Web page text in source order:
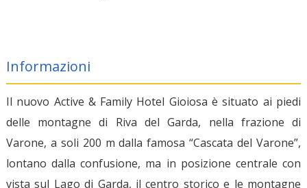
Informazioni
Il nuovo Active & Family Hotel Gioiosa è situato ai piedi
delle montagne di Riva del Garda, nella frazione di
Varone, a soli 200 m dalla famosa “Cascata del Varone”,
lontano dalla confusione, ma in posizione centrale con
vista sul Lago di Garda, il centro storico e le montagne